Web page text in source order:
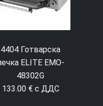
4408 Готварска
печка ELITE FSVC-
0576W
309.00 € с ДДС